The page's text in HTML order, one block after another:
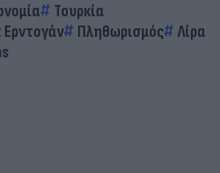
Τουρκία
Πληθωρισμός
Λίρα